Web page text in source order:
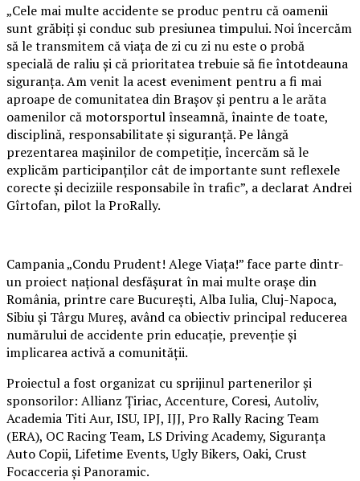
„Cele mai multe accidente se produc pentru că oamenii
sunt grăbiți și conduc sub presiunea timpului. Noi încercăm
să le transmitem că viața de zi cu zi nu este o probă
specială de raliu și că prioritatea trebuie să fie întotdeauna
siguranța. Am venit la acest eveniment pentru a fi mai
aproape de comunitatea din Brașov și pentru a le arăta
oamenilor că motorsportul înseamnă, înainte de toate,
disciplină, responsabilitate și siguranță. Pe lângă
prezentarea mașinilor de competiție, încercăm să le
explicăm participanților cât de importante sunt reflexele
corecte și deciziile responsabile în trafic”, a declarat Andrei
Gîrtofan, pilot la ProRally.
Campania „Condu Prudent! Alege Viața!” face parte dintr-
un proiect național desfășurat în mai multe orașe din
România, printre care București, Alba Iulia, Cluj-Napoca,
Sibiu și Târgu Mureș, având ca obiectiv principal reducerea
numărului de accidente prin educație, prevenție și
implicarea activă a comunității.
Proiectul a fost organizat cu sprijinul partenerilor și
sponsorilor: Allianz Țiriac, Accenture, Coresi, Autoliv,
Academia Titi Aur, ISU, IPJ, IJJ, Pro Rally Racing Team
(ERA), OC Racing Team, LS Driving Academy, Siguranța
Auto Copii, Lifetime Events, Ugly Bikers, Oaki, Crust
Focacceria și Panoramic.